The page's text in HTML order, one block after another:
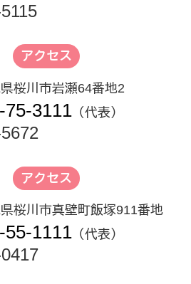
アクセス
桜川市岩瀬64番地2
75-3111 （代表）
アクセス
桜川市真壁町飯塚911番地
55-1111 （代表）